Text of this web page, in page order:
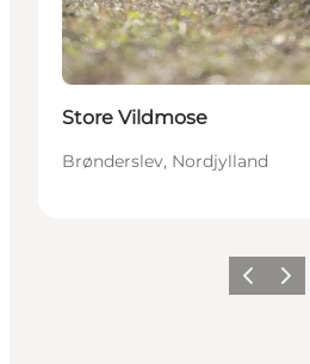
Store Vildmose
Brønderslev, Nordjylland
ForrigeNæste